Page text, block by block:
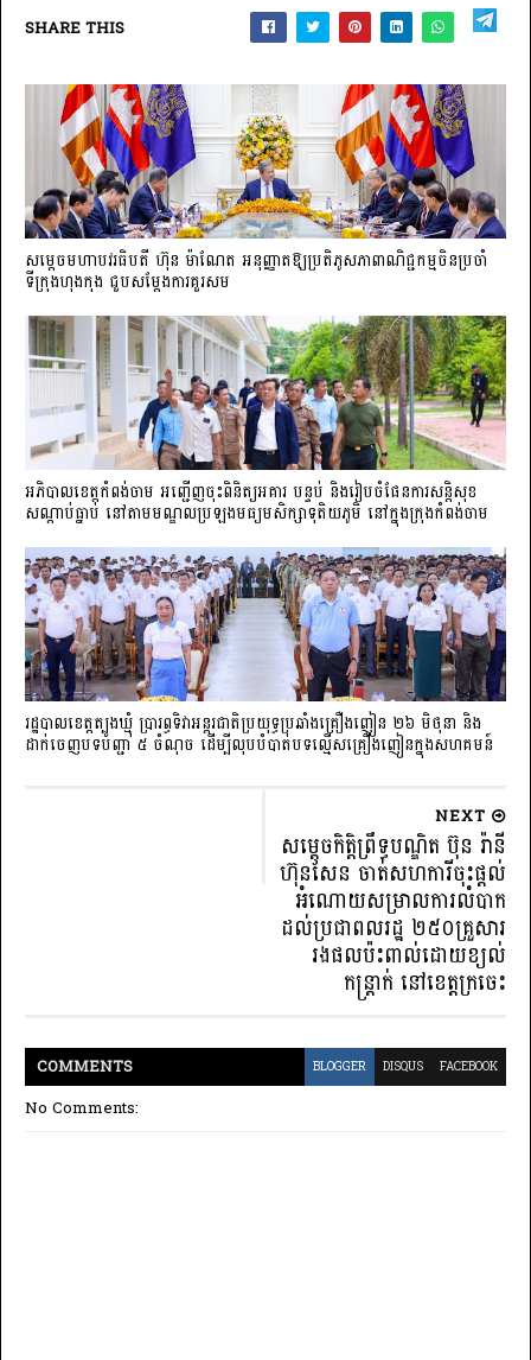
SHARE THIS
សម្តេចមហាបវរធិបតី ហ៊ុន ម៉ាណែត អនុញ្ញាតឱ្យប្រតិភូសភាពាណិជ្ជកម្មចិន​ប្រចាំ
ទីក្រុងហុងកុង ជួបសម្តែងការគួរសម
អភិបាលខេត្តកំពង់ចាម អញ្ជើញចុះពិនិត្យអគារ បន្ទប់ និងរៀបចំផែនការសន្តិសុខ
សណ្តាប់ធ្នាប់ នៅតាមមណ្ឌលប្រឡងមធ្យមសិក្សាទុតិយភូមិ នៅក្នុងក្រុងកំពង់ចាម
រដ្ឋបាលខេត្តត្បូងឃ្មុំ ប្រារព្ធទិវាអន្តរជាតិប្រយុទ្ធប្រឆាំងគ្រឿងញៀន ២៦ មិថុនា និង
ដាក់ចេញបទបញ្ជា ៥ ចំណុច ដើម្បីលុបបំបាត់បទល្មើសគ្រឿងញៀនក្នុងសហគមន៍
NEXT
សម្ដេចកិត្ដិព្រឹទ្ធបណ្ឌិត ប៊ុន រ៉ានី
ហ៊ុនសែន ចាត់សហការីចុះផ្ដល់
អំណោយសម្រាលការលំបាក
ដល់ប្រជាពលរដ្ឋ ២៥០គ្រួសារ
រងផលប៉ះពាល់ដោយខ្យល់
កន្ដ្រាក់ នៅខេត្ដក្រចេះ
COMMENTS BLOGGER DISQUS FACEBOOK
No Comments: